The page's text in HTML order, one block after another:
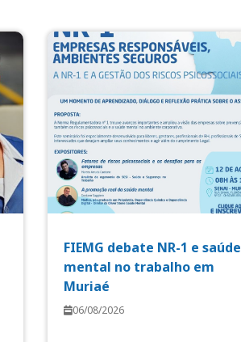
FIEMG debate NR-1 e saúde
mental no trabalho em
Muriaé
06/08/2026